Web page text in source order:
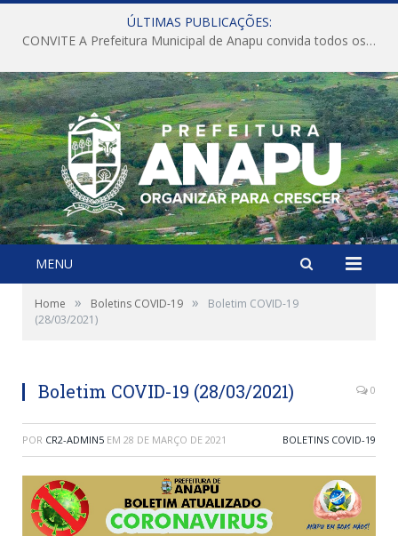
ÚLTIMAS PUBLICAÇÕES:
CONVITE A Prefeitura Municipal de Anapu convida todos os servidores públicos municipais para participarem da Audiência Pública de discussão da Lei de Diretrizes Orçamentárias (LDO), importante instrumento de planejamento das ações e investimentos da Administração Pública para o próximo exercício financeiro.
MENU
Home » Boletins COVID-19 »
Boletim COVID-19
(28/03/2021)
Boletim COVID-19 (28/03/2021) 0
POR CR2-ADMIN5 EM 28 DE MARÇO DE 2021 BOLETINS COVID-19